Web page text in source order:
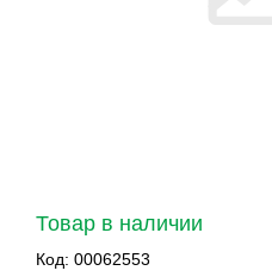
Товар в наличии
Код: 00062553